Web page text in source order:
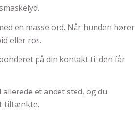
en masse ord. Når hunden hører
eller ros.
på din kontakt til den får
et andet sted, og du
tiltænkte.